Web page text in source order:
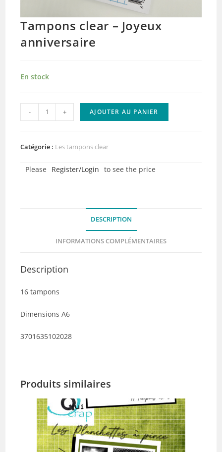
Tampons clear – Joyeux
anniversaire
En stock
quantité
de
clear
Joyeux
- + AJOUTER AU PANIER
Catégorie : Les tampons clear
Please Register/Login to see the price
DESCRIPTION
INFORMATIONS COMPLÉMENTAIRES
Description
16 tampons
Dimensions A6
3701635102028
Produits similaires